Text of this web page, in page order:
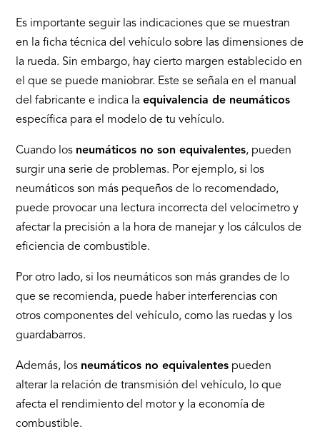
Es importante seguir las indicaciones que se muestran
en la ficha técnica del vehículo sobre las dimensiones de
la rueda. Sin embargo, hay cierto margen establecido en
el que se puede maniobrar. Este se señala en el manual
del fabricante e indica laequivalencia de neumáticos
específica para el modelo de tu vehículo.
Cuando los neumáticos no son equivalentes, pueden
surgir una serie de problemas. Por ejemplo, si los
neumáticos son más pequeños de lo recomendado,
puede provocar una lectura incorrecta del velocímetro y
afectar la precisión a la hora de manejar y los cálculos de
eficiencia de combustible.
Por otro lado, si los neumáticos son más grandes de lo
que se recomienda, puede haber interferencias con
otros componentes del vehículo, como las ruedas y los
guardabarros.
Además, los neumáticos no equivalentes pueden
alterar la relación de transmisión del vehículo, lo que
afecta el rendimiento del motor y la economía de
combustible.